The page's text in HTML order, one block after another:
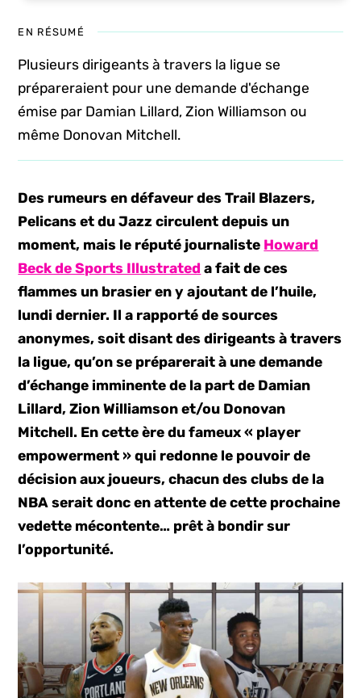
EN RÉSUMÉ
Plusieurs dirigeants à travers la ligue se
prépareraient pour une demande d'échange
émise par Damian Lillard, Zion Williamson ou
même Donovan Mitchell.
Des rumeurs en défaveur des Trail Blazers,
Pelicans et du Jazz circulent depuis un
moment, mais le réputé journaliste Howard
Beck de Sports Illustrated a fait de ces
flammes un brasier en y ajoutant de l’huile,
lundi dernier. Il a rapporté de sources
anonymes, soit disant des dirigeants à travers
la ligue, qu’on se préparerait à une demande
d’échange imminente de la part de Damian
Lillard, Zion Williamson et/ou Donovan
Mitchell. En cette ère du fameux « player
empowerment » qui redonne le pouvoir de
décision aux joueurs, chacun des clubs de la
NBA serait donc en attente de cette prochaine
vedette mécontente… prêt à bondir sur
l’opportunité.